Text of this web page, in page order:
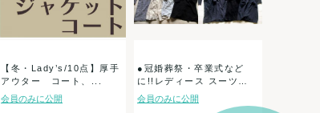
【冬・Lady’s/10点】厚手
アウター コート、...
会員のみに公開
●冠婚葬祭・卒業式など
に!!レディース スーツ
セ...
会員のみに公開